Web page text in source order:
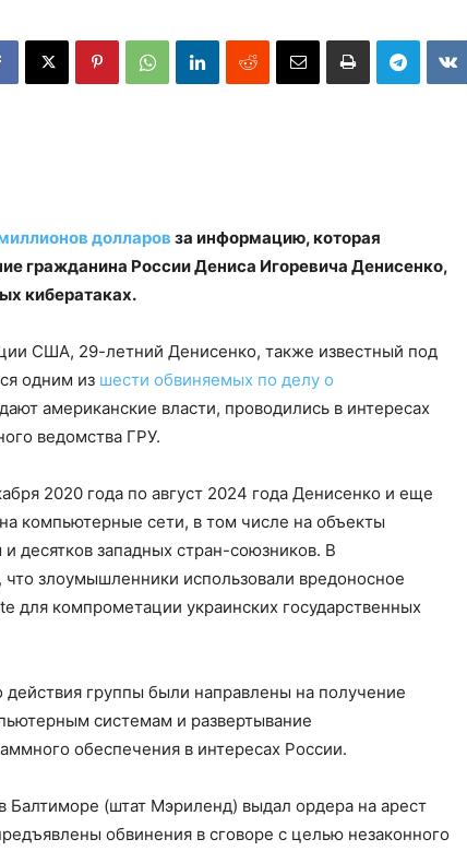
долларов за информацию, которая
гражданина России Дениса Игоревича Денисенко,
кибератаках.
США, 29-летний Денисенко, также известный под
одним из шести обвиняемых по делу о
американские власти, проводились в интересах
ведомства ГРУ.
2020 года по август 2024 года Денисенко и еще
на компьютерные сети, в том числе на объекты
десятков западных стран-союзников. В
что злоумышленники использовали вредоносное
для компрометации украинских государственных
группы были направлены на получение
системам и развертывание
обеспечения в интересах России.
Балтиморе (штат Мэриленд) выдал ордера на арест
обвинения в сговоре с целью незаконного